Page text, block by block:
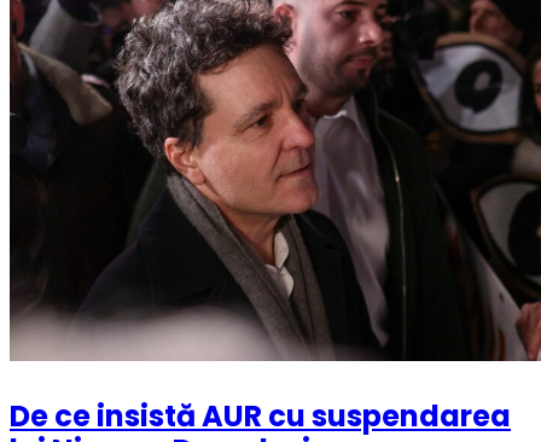
De ce insistă AUR cu suspendarea